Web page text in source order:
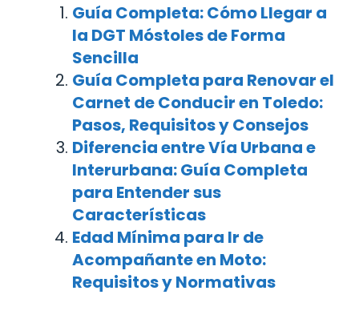
Guía Completa: Cómo Llegar a
la DGT Móstoles de Forma
Sencilla
Guía Completa para Renovar el
Carnet de Conducir en Toledo:
Pasos, Requisitos y Consejos
Diferencia entre Vía Urbana e
Interurbana: Guía Completa
para Entender sus
Características
Edad Mínima para Ir de
Acompañante en Moto:
Requisitos y Normativas